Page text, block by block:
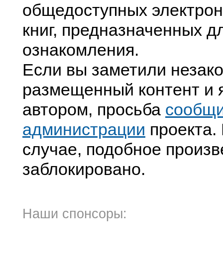
общедоступных
книг, предназначенных
ознакомления.
Если вы заметили
размещенный контент и
автором, просьба
администрации
случае, подобное
заблокировано.
Наши спонсоры: